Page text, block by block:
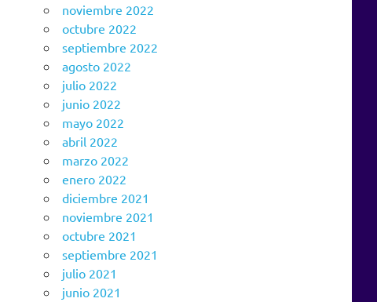
noviembre 2022
octubre 2022
septiembre 2022
agosto 2022
julio 2022
junio 2022
mayo 2022
abril 2022
marzo 2022
enero 2022
diciembre 2021
noviembre 2021
octubre 2021
septiembre 2021
julio 2021
junio 2021